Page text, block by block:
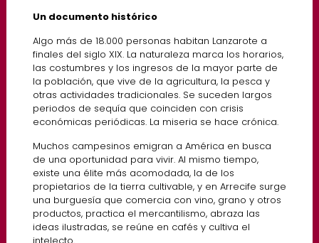
Un documento histórico
Algo más de 18.000 personas habitan Lanzarote a
finales del siglo XIX. La naturaleza marca los horarios,
las costumbres y los ingresos de la mayor parte de
la población, que vive de la agricultura, la pesca y
otras actividades tradicionales. Se suceden largos
periodos de sequía que coinciden con crisis
económicas periódicas. La miseria se hace crónica.
Muchos campesinos emigran a América en busca
de una oportunidad para vivir. Al mismo tiempo,
existe una élite más acomodada, la de los
propietarios de la tierra cultivable, y en Arrecife surge
una burguesía que comercia con vino, grano y otros
productos, practica el mercantilismo, abraza las
ideas ilustradas, se reúne en cafés y cultiva el